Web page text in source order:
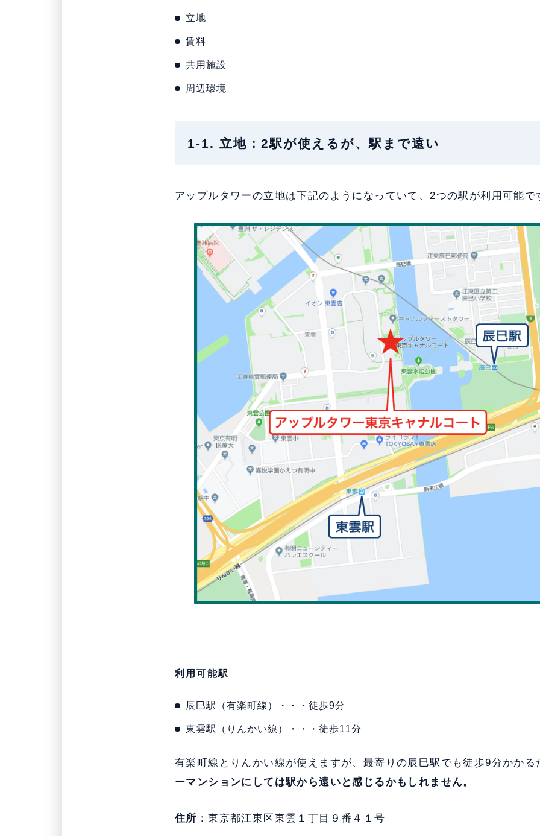
立地
賃料
共用施設
周辺環境
1-1. 立地：2駅が使えるが、駅まで遠い
アップルタワーの立地は下記のようになっていて、2つの駅が利用可能で
利用可能駅
辰巳駅（有楽町線）・・・徒歩9分
東雲駅（りんかい線）・・・徒歩11分
有楽町線とりんかい線が使えますが、最寄りの辰巳駅でも徒歩9分かかる
ーマンションにしては駅から遠いと感じるかもしれません。
住所 ：東京都江東区東雲１丁目９番４１号